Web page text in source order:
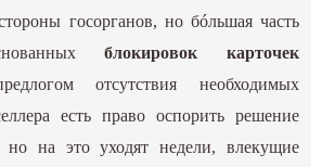
госорганов, но бóльшая часть
блокировок карточек
отсутствия необходимых
есть право оспорить решение
но на это уходят недели, влекущие